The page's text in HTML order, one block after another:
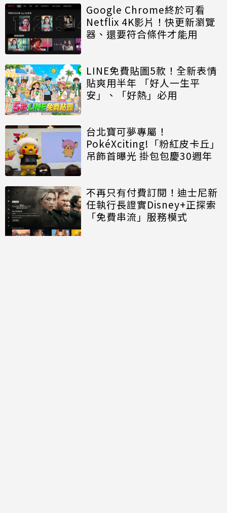
Google Chrome終於可看
Netflix 4K影片！快更新瀏覽
器、還要符合條件才能用
LINE免費貼圖5款！全新表情
貼爽用半年 「好人一生平
安」、「好熱」必用
台北寶可夢專屬！
PokéXciting!「粉紅皮卡丘」
吊飾首曝光 掛包包慶30週年
不再只有付費訂閱！迪士尼新
任執行長證實Disney+正探索
「免費串流」服務模式